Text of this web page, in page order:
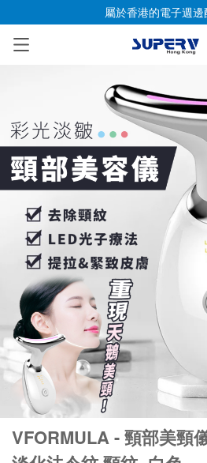
屬於香港的電子週
已加入購物車
VFORMULA - 頸部美頸